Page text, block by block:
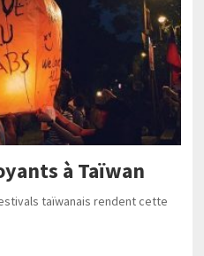
à Taïwan
taïwanais rendent cette